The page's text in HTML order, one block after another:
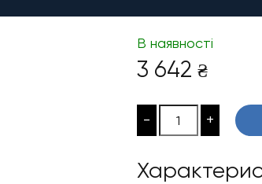
В наявності
3 642 ₴
- +